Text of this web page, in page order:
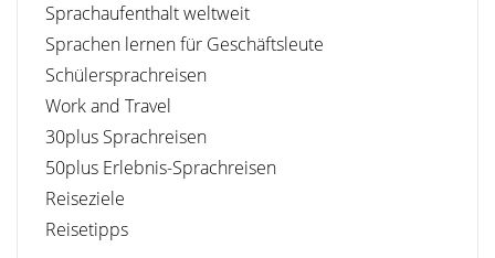
Sprachaufenthalt weltweit
Sprachen lernen für Geschäftsleute
Schülersprachreisen
Work and Travel
30plus Sprachreisen
50plus Erlebnis-Sprachreisen
Reiseziele
Reisetipps